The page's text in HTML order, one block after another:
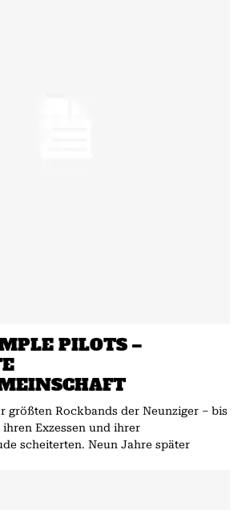
PILOTS –
größten Rockbands der Neunziger – bis
ihren Exzessen und ihrer
scheiterten. Neun Jahre später